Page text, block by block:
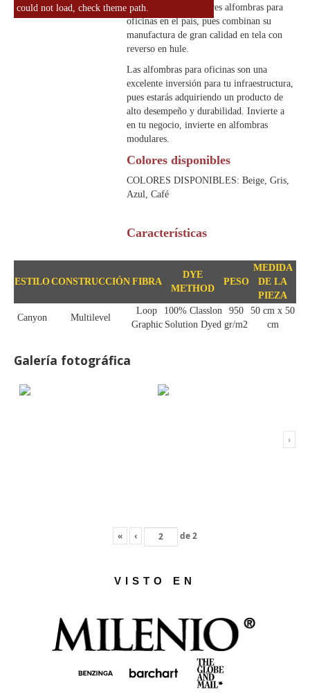
could not load, check theme path.simplemente las mejores alfombras para
oficinas en el país, pues combinan su
manufactura de gran calidad en tela con
reverso en hule.
Las alfombras para oficinas son una
excelente inversión para tu infraestructura,
pues estarás adquiriendo un producto de
alto desempeño y durabilidad. Invierte a
en tu negocio, invierte en alfombras
modulares.
Colores disponibles
COLORES DISPONIBLES: Beige, Gris,
Azul, Café
Características
ESTILOCONSTRUCCIÓN FIBRA
DYE
METHOD
PESO
MEDIDA
DE LA
PIEZA
Canyon Multilevel
Loop
Graphic
100% Classlon
Solution Dyed
950
gr/m2
50 cm x 50
cm
Galería fotográfica
« ‹ de2
›
VISTO EN